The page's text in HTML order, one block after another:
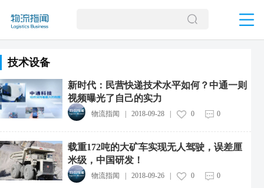
技术设备
新时代：民营快递技术水平如何？中通一则
视频曝光了自己的实力
物流指闻 2018-09-28| 0 0
载重172吨的大矿车实现无人驾驶，误差厘
米级，中国研发！
物流指闻 2018-09-26| 0 0